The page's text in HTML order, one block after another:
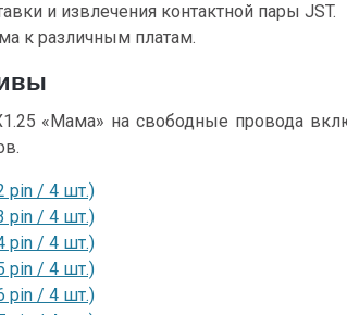
и извлечения контактной пары JST.
к различным платам.
«Мама» на свободные провода
pin / 4 шт.)
pin / 4 шт.)
pin / 4 шт.)
pin / 4 шт.)
pin / 4 шт.)